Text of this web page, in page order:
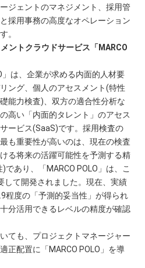
ジェントのマネジメント、採用管
採用事務の高度なオペレーション
。
ントクラウドサービス「MARCO
」は、企業が求める内面的人材要
ング、個人のアセスメント(特性
能力検査)、双方の適合性分析な
高い「内面的タレント」のアセス
ービス(SaaS)です。採用検査の
も重要性が高いのは、現在の検査
る将来の活躍可能性を予測する精
であり、「MARCO POLO」は、こ
して開発されました。現在、実績
程度の「予測的妥当性」が得られ
分活用できるレベルの精度が確認
ても、プロジェクトマネージャー
正配置に「MARCO POLO」を導